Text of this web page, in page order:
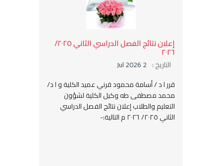
إعلان نتائج الفصل الدراسي الثاني ٢٠٢٥/
٢٠٢٦
التاريخ : 2 Jul 2026
قرر ا د / أسامة محمود قرني عميد الكلية و ا د/
محمد مصطفى طه وكيل الكلية لشؤون
التعليم والطلاب إعلان نتائج الفصل الدراسي
الثاني ٢٠٢٥/ ٢٠٢٦ م التالية:-